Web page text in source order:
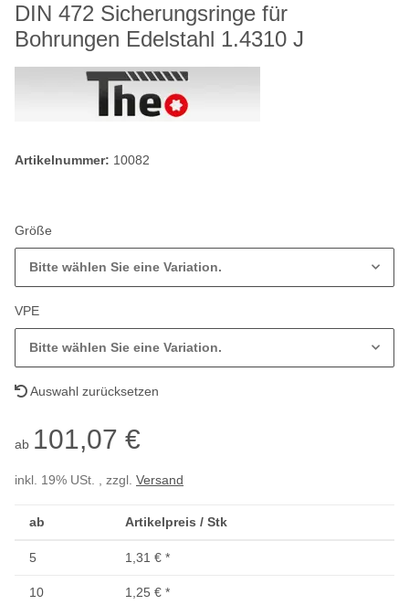
DIN 472 Sicherungsringe für
Bohrungen Edelstahl 1.4310 J
Artikelnummer: 10082
Größe
Bitte wählen Sie eine Variation.
VPE
Bitte wählen Sie eine Variation.
Auswahl zurücksetzen
ab 101,07 €
inkl. 19% USt. , zzgl. Versand
ab Artikelpreis / Stk
5 1,31 € *
10 1,25 € *